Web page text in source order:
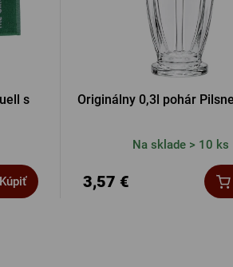
s
Kúpiť
Originálny 0,3l pohár
Na sklade > 10 ks
3,57 €